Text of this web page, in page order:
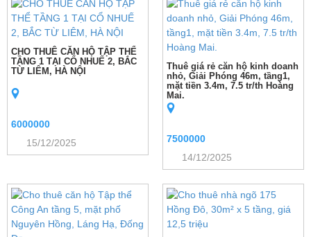
CHO THUÊ CĂN HỘ TẬP THỂ
TẦNG 1 TẠI CỔ NHUẾ 2, BẮC
TỪ LIÊM, HÀ NỘI
6000000
15/12/2025
Thuê giá rẻ căn hộ kinh doanh
nhỏ, Giải Phóng 46m, tầng1,
mặt tiền 3.4m, 7.5 tr/th Hoàng
Mai.
7500000
14/12/2025